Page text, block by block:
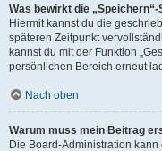
Was bewirkt die
Hiermit kannst du die
späteren Zeitpunkt
kannst du mit der Funktion
persönlichen Bereich erneut
Nach oben
Warum muss mein Beitrag
Die Board-Administration